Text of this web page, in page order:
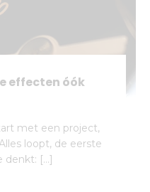
effecten óók
met een project,
loopt, de eerste
denkt: […]